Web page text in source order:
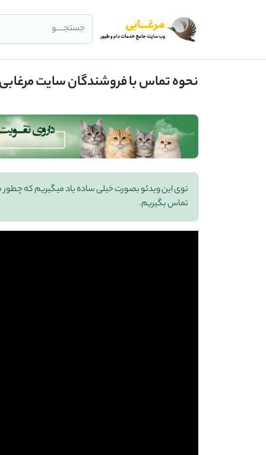
جستجــــو
نحوه تماس با فروشندگان سایت
توی این ویدئو بصورت خیلی ساده یاد میگیریم که
تماس بگیریم.